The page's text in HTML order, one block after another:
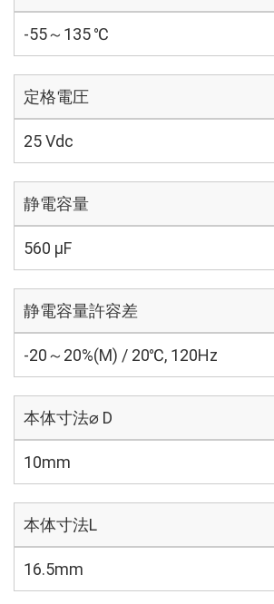
-55～135 ℃
定格電圧
25 Vdc
静電容量
560 µF
静電容量許容差
-20～20%(M) / 20℃, 120Hz
本体寸法⌀ D
10mm
本体寸法L
16.5mm